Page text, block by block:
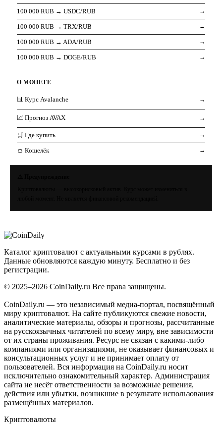
100 000 RUB → USDC/RUB →
100 000 RUB → TRX/RUB →
100 000 RUB → ADA/RUB →
100 000 RUB → DOGE/RUB →
О МОНЕТЕ
📊 Курс Avalanche →
📈 Прогноз AVAX →
🛒 Где купить →
👛 Кошелёк →
Каталог криптовалют с актуальными курсами в рублях.
Данные обновляются каждую минуту. Бесплатно и без
регистрации.
© 2025–2026 CoinDaily.ru Все права защищены.
CoinDaily.ru — это независимый медиа-портал, посвящённый
миру криптовалют. На сайте публикуются свежие новости,
аналитические материалы, обзоры и прогнозы, рассчитанные
на русскоязычных читателей по всему миру, вне зависимости
от их страны проживания. Ресурс не связан с какими-либо
компаниями или организациями, не оказывает финансовых и
консультационных услуг и не принимает оплату от
пользователей. Вся информация на CoinDaily.ru носит
исключительно ознакомительный характер. Администрация
сайта не несёт ответственности за возможные решения,
действия или убытки, возникшие в результате использования
размещённых материалов.
Криптовалюты